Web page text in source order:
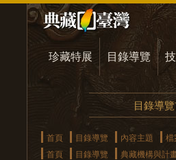
珍藏特展 目錄導覽
目錄導
首頁 目錄導覽 內容主題 檔
首頁
目錄導覽 典藏機構與計